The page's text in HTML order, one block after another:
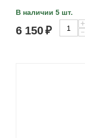
В наличии 5 шт.
6 150₽
+
−